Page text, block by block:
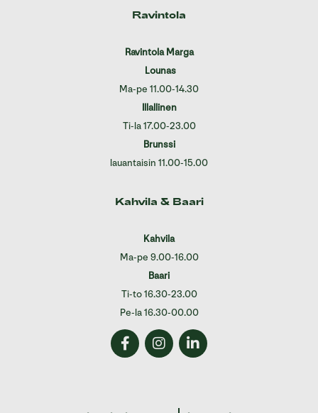
Ravintola
Ravintola Marga
Lounas
Ma-pe 11.00-14.30
Illallinen
Ti-la 17.00-23.00
Brunssi
lauantaisin 11.00-15.00
Kahvila & Baari
Kahvila
Ma-pe 9.00-16.00
Baari
Ti-to 16.30-23.00
Pe-la 16.30-00.00